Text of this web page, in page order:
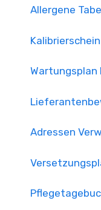
Allergene
Wartungsplan
Adressen